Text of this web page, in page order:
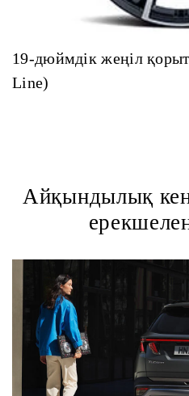
19-дюймдік жеңіл
Line)
Айқындылық